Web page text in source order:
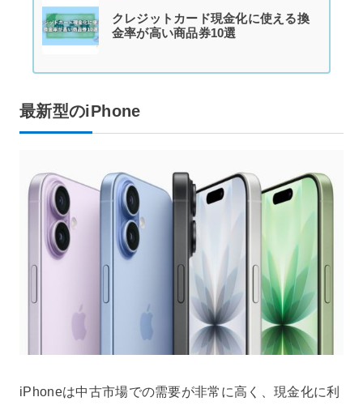
クレジットカード現金化に使える換
金率が高い商品券10選
最新型のiPhone
iPhoneは中古市場での需要が非常に高く、現金化に利